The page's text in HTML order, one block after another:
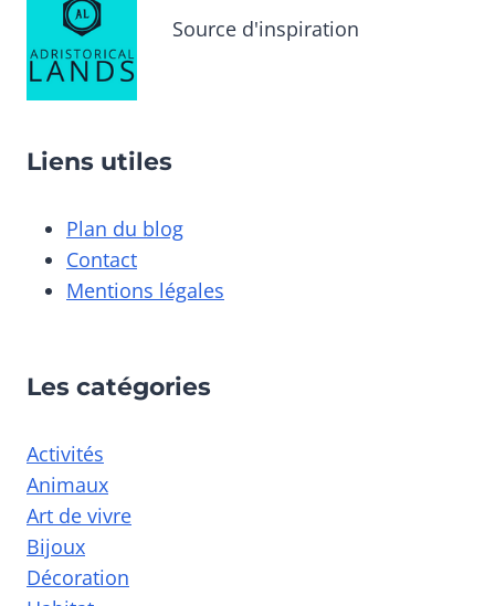
Source d'inspiration
Liens utiles
Plan du blog
Contact
Mentions légales
Les catégories
Activités
Animaux
Art de vivre
Bijoux
Décoration